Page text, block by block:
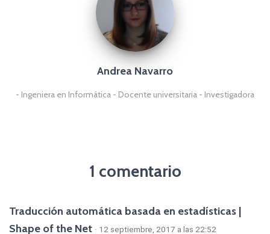
Andrea Navarro
- Ingeniera en Informática - Docente universitaria - Investigadora
1 comentario
Traducción automática basada en estadísticas |
Shape of the Net · 12 septiembre, 2017 a las 22:52